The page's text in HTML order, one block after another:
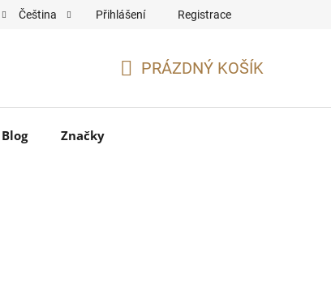
Čeština Přihlášení Registrace
PRÁZDNÝ KOŠÍK
Blog Značky